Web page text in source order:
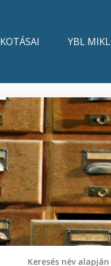
YBL
Keresés név alapján